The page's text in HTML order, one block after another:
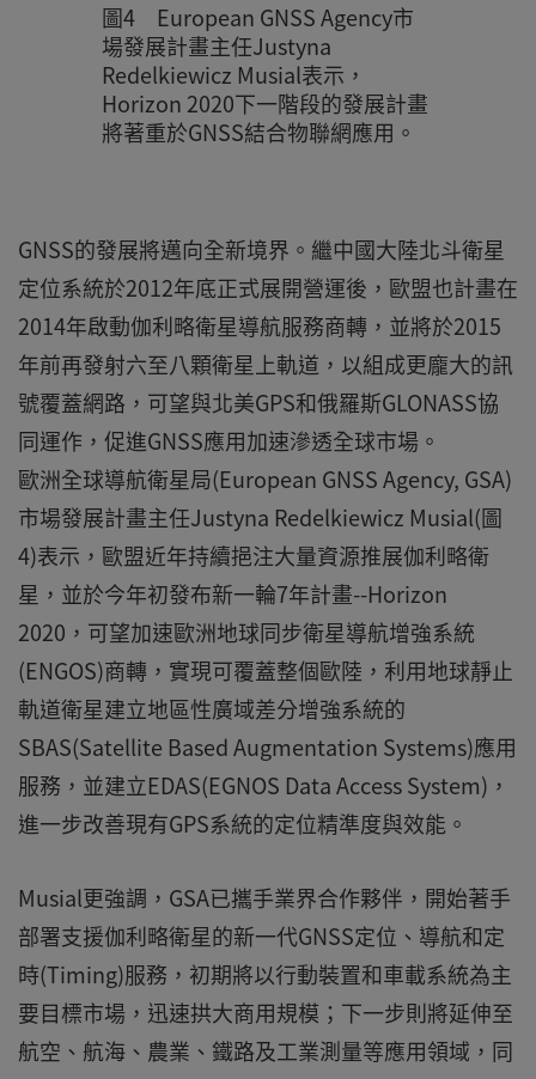
圖4 European GNSS Agency市
場發展計畫主任Justyna
Redelkiewicz Musial表示，
Horizon 2020下一階段的發展計畫
將著重於GNSS結合物聯網應用。
GNSS的發展將邁向全新境界。繼中國大陸北斗衛星
定位系統於2012年底正式展開營運後，歐盟也計畫在
2014年啟動伽利略衛星導航服務商轉，並將於2015
年前再發射六至八顆衛星上軌道，以組成更龐大的訊
號覆蓋網路，可望與北美GPS和俄羅斯GLONASS協
同運作，促進GNSS應用加速滲透全球市場。
歐洲全球導航衛星局(European GNSS Agency, GSA)
市場發展計畫主任Justyna Redelkiewicz Musial(圖
4)表示，歐盟近年持續挹注大量資源推展伽利略衛
星，並於今年初發布新一輪7年計畫--Horizon
2020，可望加速歐洲地球同步衛星導航增強系統
(ENGOS)商轉，實現可覆蓋整個歐陸，利用地球靜止
軌道衛星建立地區性廣域差分增強系統的
SBAS(Satellite Based Augmentation Systems)應用
服務，並建立EDAS(EGNOS Data Access System)，
進一步改善現有GPS系統的定位精準度與效能。
Musial更強調，GSA已攜手業界合作夥伴，開始著手
部署支援伽利略衛星的新一代GNSS定位、導航和定
時(Timing)服務，初期將以行動裝置和車載系統為主
要目標市場，迅速拱大商用規模；下一步則將延伸至
航空、航海、農業、鐵路及工業測量等應用領域，同